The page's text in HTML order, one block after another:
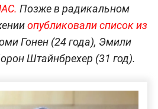
Позже в радикальном
опубликовали список из
Гонен (24 года), Эмили
Штайнбрехер (31 год).